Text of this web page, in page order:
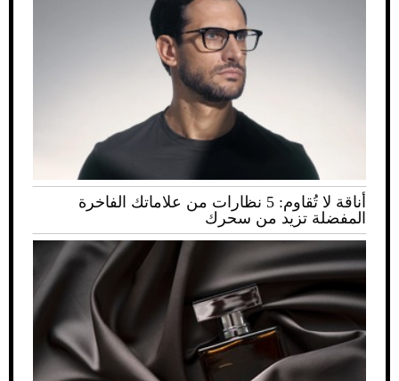
أناقة لا تُقاوم: 5 نظارات من علاماتك الفاخرة
المفضلة تزيد من سحرك